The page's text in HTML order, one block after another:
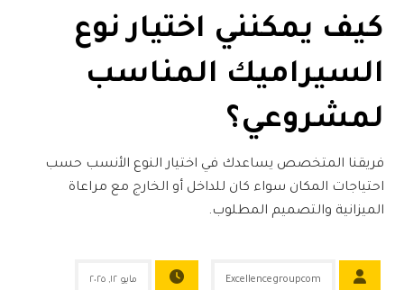
كيف يمكنني اختيار نوع
السيراميك المناسب
لمشروعي؟
فريقنا المتخصص يساعدك في اختيار النوع الأنسب حسب
احتياجات المكان سواء كان للداخل أو الخارج مع مراعاة
الميزانية والتصميم المطلوب.
Excellencegroupcom مايو ١٢, ٢٠٢٥